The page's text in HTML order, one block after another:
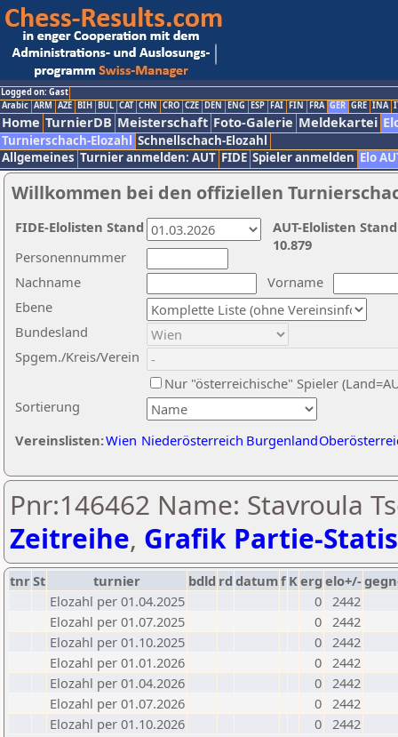
Logged on: Gast
Arabic ARM AZE BIH BUL CAT CHN CRO CZE DEN ENG ESP FAI FIN FRA GER GRE INA
Home TurnierDB Meisterschaft Foto-Galerie Meldekartei
Turnierschach-Elozahl Schnellschach-Elozahl
Allgemeines Turnier anmelden: AUT FIDE Spieler anmelden Elo
Willkommen bei den offiziellen
Nachname
Vorname
Ebene
Sortierung
Personennummer
Bundesland
Spgem./Kreis/Verein
Nur "österreichische" Spieler
Vereinslisten:Wien Niederösterreich Burgenland
AUT-Elolisten
10.879
FIDE-Elolisten Stand
Pnr:146462 Name: Stavroula
Zeitreihe, Grafik Partie-
tnrSt turnier bdld rd datumf Kerg elo+/-
Elozahl per 01.04.2025
0 2442
Elozahl per 01.07.2025
0 2442
Elozahl per 01.10.2025
0 2442
Elozahl per 01.01.2026
0 2442
Elozahl per 01.04.2026
0 2442
Elozahl per 01.07.2026
0 2442
Elozahl per 01.10.2026
0 2442